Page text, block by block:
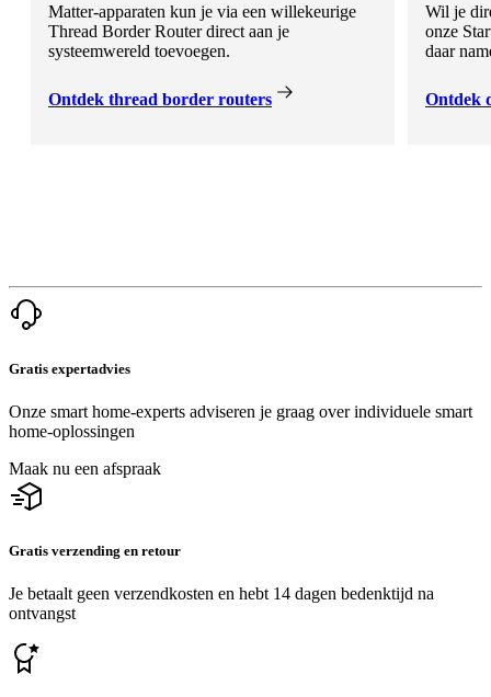
Matter-apparaten kun je via een willekeurige
Thread Border Router direct aan je
systeemwereld toevoegen.
Ontdek thread border routers
Wil je
onze
daar
Ontdek
Gratis expertadvies
Onze smart home-experts adviseren je graag over individuele smart
home-oplossingen
Maak nu een afspraak
Gratis verzending en retour
Je betaalt geen verzendkosten en hebt 14 dagen bedenktijd na
ontvangst